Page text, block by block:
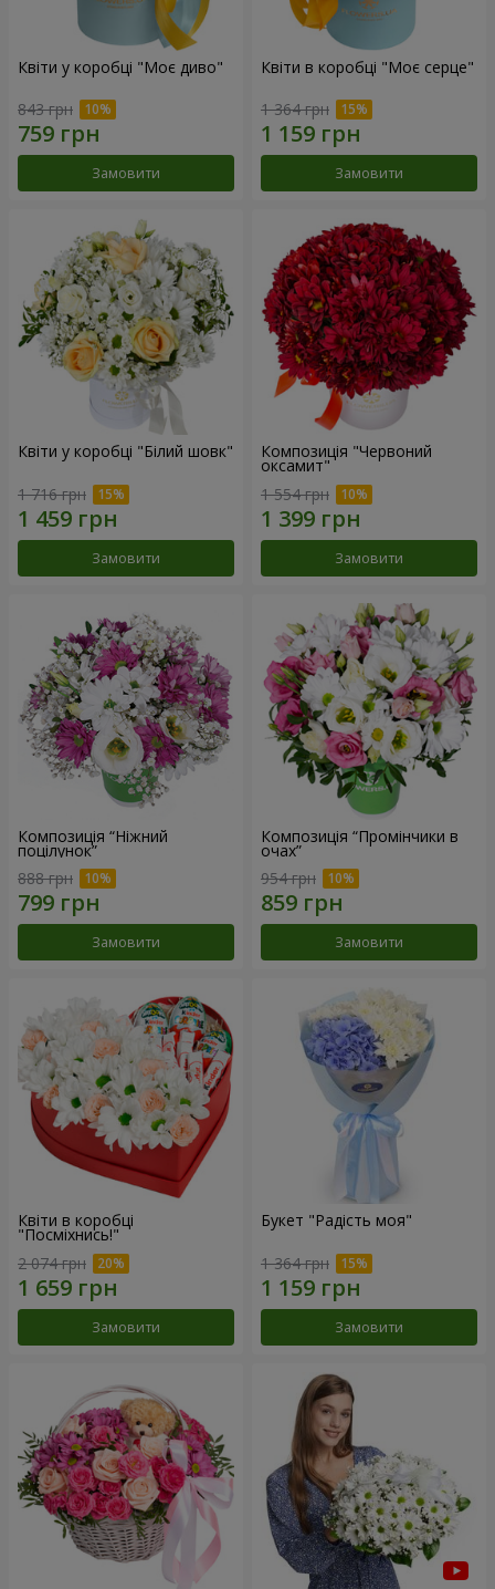
Квіти у коробці "Моє диво"
843 грн
Замовити
Квіти в коробці "Моє серце"
1 364 грн
Замовити
Квіти у коробці "Білий шовк"
1 716 грн
Замовити
Композиція "Червоний
оксамит"
1 554 грн
Замовити
Композиція “Ніжний
поцілунок”
888 грн
Замовити
Композиція “Промінчики в
очах”
954 грн
Замовити
Квіти в коробці
"Посміхнись!"
2 074 грн
Замовити
Букет "Радість моя"
1 364 грн
Замовити